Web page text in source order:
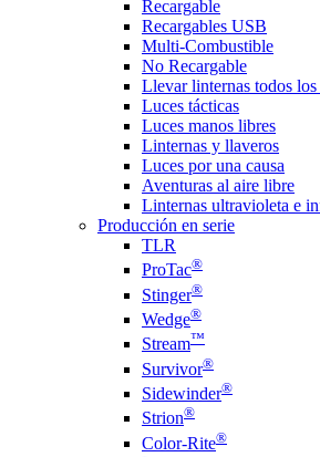
Recargable
Recargables USB
Multi-Combustible
No Recargable
Llevar linternas todos los
Luces tácticas
Luces manos libres
Linternas y llaveros
Luces por una causa
Aventuras al aire libre
Linternas ultravioleta e
Producción en serie
TLR
ProTac®
Stinger®
Wedge®
Stream™
Survivor®
Sidewinder®
Strion®
Color-Rite®